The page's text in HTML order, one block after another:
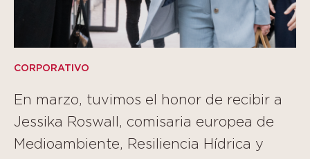
CORPORATIVO
En marzo, tuvimos el honor de recibir a
Jessika Roswall, comisaria europea de
Medioambiente, Resiliencia Hídrica y